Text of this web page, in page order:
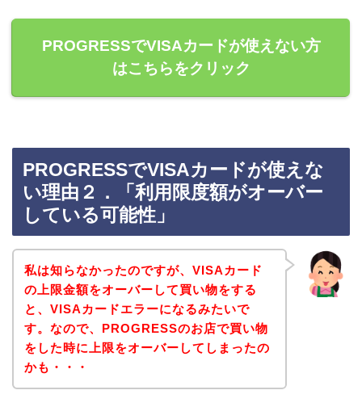
PROGRESSでVISAカードが使えない方
はこちらをクリック
PROGRESSでVISAカードが使えな
い理由２．「利用限度額がオーバー
している可能性」
私は知らなかったのですが、VISAカード
の上限金額をオーバーして買い物をする
と、VISAカードエラーになるみたいで
す。なので、PROGRESSのお店で買い物
をした時に上限をオーバーしてしまったの
かも・・・